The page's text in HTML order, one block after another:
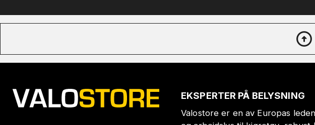
EKSPERTER PÅ BELYSNING
Valostore er en av Europas